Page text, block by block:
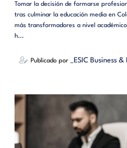
Tomar la decisión de formarse
tras culminar la educación media en
más transformadores a nivel
h...
Publicado por _ESIC Business